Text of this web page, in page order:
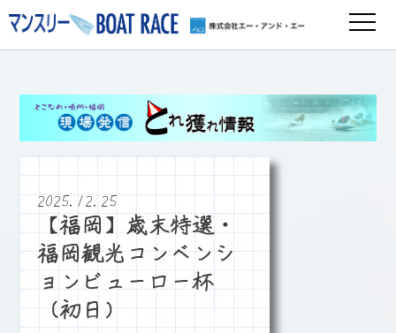
2025.12.25
【福岡】歳末特選・
福岡観光コンベンシ
ョンビューロー杯
（初日）